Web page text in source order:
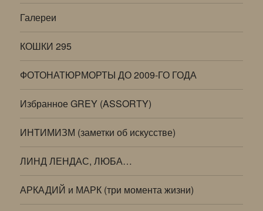
Галереи
КОШКИ 295
ФОТОНАТЮРМОРТЫ ДО 2009-ГО ГОДА
Избранное GREY (ASSORTY)
ИНТИМИЗМ (заметки об искусстве)
ЛИНД ЛЕНДАС, ЛЮБА…
АРКАДИЙ и МАРК (три момента жизни)